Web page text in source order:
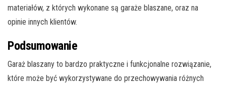
materiałów, z których wykonane są garaże blaszane, oraz na
opinie innych klientów.
Podsumowanie
Garaż blaszany to bardzo praktyczne i funkcjonalne rozwiązanie,
które może być wykorzystywane do przechowywania różnych